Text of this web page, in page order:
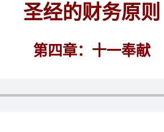
圣经的财务原则
第四章： 十一奉献